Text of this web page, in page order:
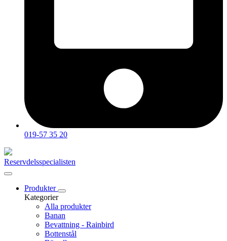
019-57 35 20
Reservdelsspecialisten
Produkter
Kategorier
Alla produkter
Banan
Bevattning - Rainbird
Bottenstål